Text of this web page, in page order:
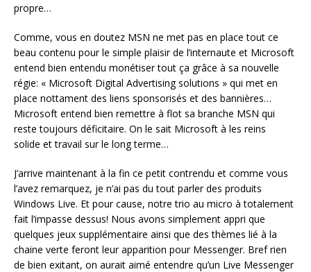
propre…
Comme, vous en doutez MSN ne met pas en place tout ce
beau contenu pour le simple plaisir de l’internaute et Microsoft
entend bien entendu monétiser tout ça grâce à sa nouvelle
régie: « Microsoft Digital Advertising solutions » qui met en
place nottament des liens sponsorisés et des bannières…
Microsoft entend bien remettre à flot sa branche MSN qui
reste toujours déficitaire. On le sait Microsoft à les reins
solide et travail sur le long terme…
J’arrive maintenant à la fin ce petit contrendu et comme vous
l’avez remarquez, je n’ai pas du tout parler des produits
Windows Live. Et pour cause, notre trio au micro à totalement
fait l’impasse dessus! Nous avons simplement appri que
quelques jeux supplémentaire ainsi que des thèmes lié à la
chaine verte feront leur apparition pour Messenger. Bref rien
de bien exitant, on aurait aimé entendre qu’un Live Messenger